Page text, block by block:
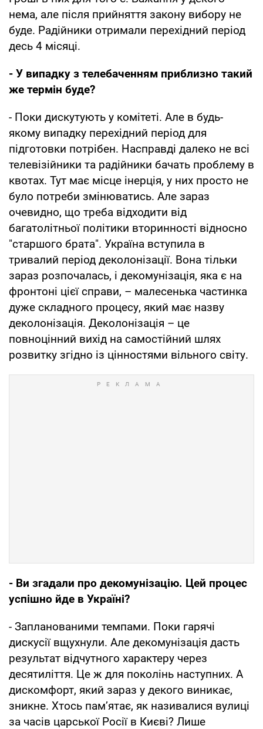
нема, але після прийняття закону вибору не
буде. Радійники отримали перехідний період
десь 4 місяці.
- У випадку з телебаченням приблизно такий
же термін буде?
- Поки дискутують у комітеті. Але в будь-
якому випадку перехідний період для
підготовки потрібен. Насправді далеко не всі
телевізійники та радійники бачать проблему в
квотах. Тут має місце інерція, у них просто не
було потреби змінюватись. Але зараз
очевидно, що треба відходити від
багатолітньої політики вторинності відносно
"старшого брата". Україна вступила в
тривалий період деколонізації. Вона тільки
зараз розпочалась, і декомунізація, яка є на
фронтоні цієї справи, – малесенька частинка
дуже складного процесу, який має назву
деколонізація. Деколонізація – це
повноцінний вихід на самостійний шлях
розвитку згідно із цінностями вільного світу.
- Ви згадали про декомунізацію. Цей процес
успішно йде в Україні?
- Запланованими темпами. Поки гарячі
дискусії вщухнули. Але декомунізація дасть
результат відчутного характеру через
десятиліття. Це ж для поколінь наступних. А
дискомфорт, який зараз у декого виникає,
зникне. Хтось пам’ятає, як називалися вулиці
за часів царської Росії в Києві? Лише